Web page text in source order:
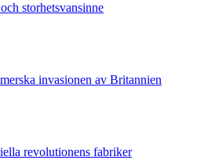
storhetsvansinne
invasionen av Britannien
revolutionens fabriker